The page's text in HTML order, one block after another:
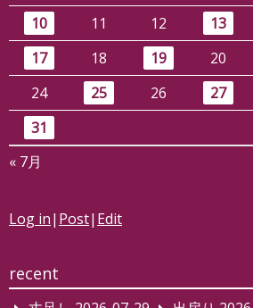
10
11 12 13
17
18 19 20
24
25 26 27
31
« 7月
Log in| Post| Edit
recent